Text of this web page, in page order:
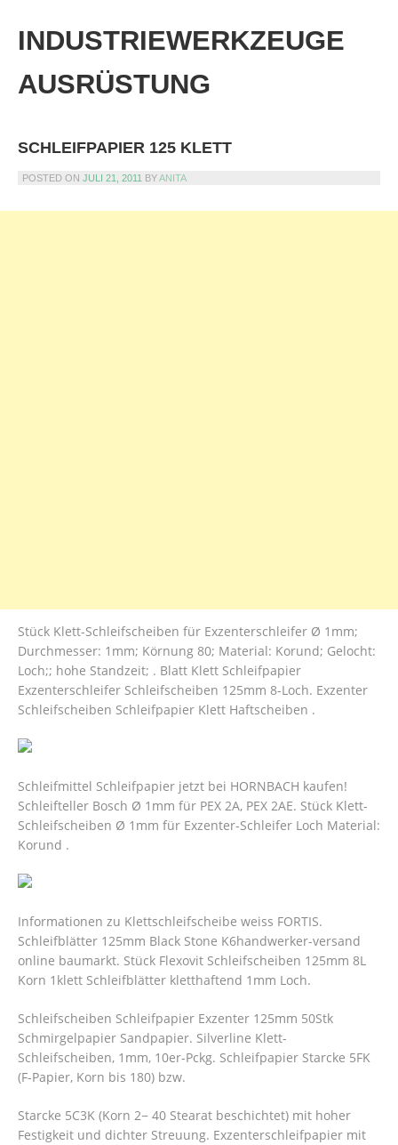
content
INDUSTRIEWERKZEUGE
AUSRÜSTUNG
SCHLEIFPAPIER 125 KLETT
POSTED ON JULI 21, 2011 BYANITA
Stück Klett-Schleifscheiben für Exzenterschleifer Ø 1mm;
Durchmesser: 1mm; Körnung 80; Material: Korund; Gelocht:
Loch;; hohe Standzeit; . Blatt Klett Schleifpapier
Exzenterschleifer Schleifscheiben 125mm 8-Loch. Exzenter
Schleifscheiben Schleifpapier Klett Haftscheiben .
Schleifmittel Schleifpapier jetzt bei HORNBACH kaufen!
Schleifteller Bosch Ø 1mm für PEX 2A, PEX 2AE. Stück Klett-
Schleifscheibe​n Ø 1mm für Exzenter-Schleifer Loch Material:
Korund .
Informationen zu Klettschleifscheibe weiss FORTIS.
Schleifblätter 125mm Black Stone K6handwerker-versand
online baumarkt. Stück Flexovit Schleifscheiben 125mm 8L
Korn 1klett Schleifblätter kletthaftend 1mm Loch.
Schleifscheiben Schleifpapier Exzenter 125mm 50Stk
Schmirgelpapier Sandpapier. Silverline Klett-
Schleifscheiben, 1mm, 10er-Pckg. Schleifpapier Starcke 5FK
(F-Papier, Korn bis 180) bzw.
Starcke 5C3K (Korn 2− 40 Stearat beschichtet) mit hoher
Festigkeit und dichter Streuung. Exzenterschleifpapier mit